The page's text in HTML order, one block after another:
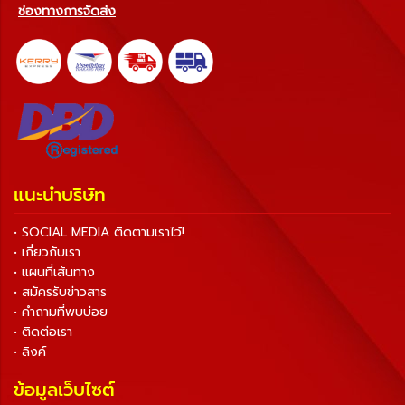
ช่องทางการจัดส่ง
แนะนำบริษัท
• SOCIAL MEDIA ติดตามเราไว้!
• เกี่ยวกับเรา
• แผนที่เส้นทาง
• สมัครรับข่าวสาร
• คำถามที่พบบ่อย
• ติดต่อเรา
• ลิงค์
ข้อมูลเว็บไซต์